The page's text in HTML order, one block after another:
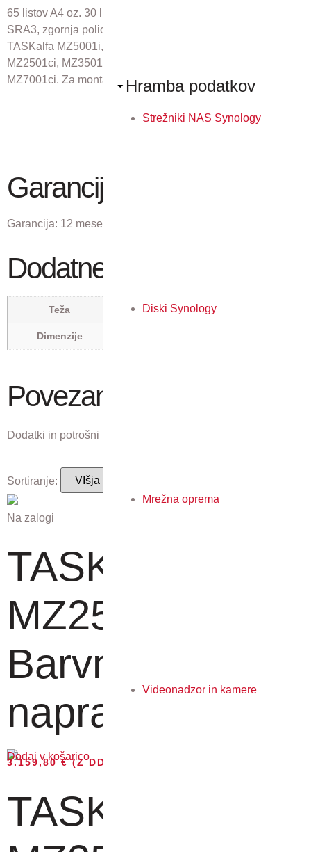
Hramba podatkov
Strežniki NAS Synology
Diski Synology
Mrežna oprema
Videonadzor in kamere
65 listov A4 oz. 30 listov A3, polica za 200 listov A4, A6R-
SRA3, zgornja polica za 100 listov A6R-A4, za:
TASKalfa MZ5001i, MZ6001i, MZ7001i, TASKalfa
MZ2501ci, MZ3501ci, MZ4001ci, MZ5001ci, MZ6001ci,
MZ7001ci. Za montažo je potrebno dodati AK-7110
Garancija
Garancija: 12 mesecev
Dodatne podrobnosti
Teža
Dimenzije
Povezani izdelki
Dodatki in potrošni material, ki ustreza temu izdelku.
Sortiranje:
Na zalogi
TASKalfa
MZ2501ci -
Barvna MF
naprav...
3.159,80€(Z DDV)
Dodaj v košarico
TASKalfa